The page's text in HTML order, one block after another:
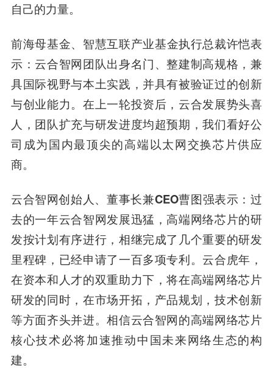
自己的力量。
前海母基金、 智慧互联产业基金执行总裁许恺表
示：云合智网团队出身名门、整建制高规格，兼
具国际视野与本土实践，并具有被验证过的创新
与创业能力。在上一轮投资后，云合发展势头喜
人，团队扩充与研发进度均超预期，我们看好公
司成为国内最顶尖的高端以太网交换芯片供应
商。
云合智网创始人、董事长兼CEO曹图强表示 ：过
去的一年云合智网发展迅猛，高端网络芯片的研
发按计划有序进行，相继完成了几个重要的研发
里程碑，已经申请了一百多项专利。云合虎年，
在资本和人才的双重助力下，将在高端网络芯片
研发的同时，在市场开拓，产品规划，技术创新
等方面齐头并进。相信云合智网的高端网络芯片
核心技术必将加速推动中国未来网络生态的构
建。